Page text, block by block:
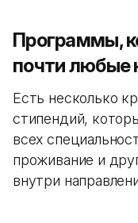
Программы,
почти любые
Есть несколько
стипендий,
всех
проживание и
внутри